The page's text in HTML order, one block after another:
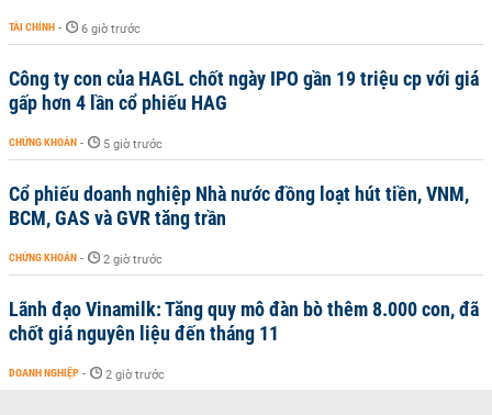
TÀI CHÍNH - 6 giờ trước
Công ty con của HAGL chốt ngày IPO gần 19 triệu cp với giá
gấp hơn 4 lần cổ phiếu HAG
CHỨNG KHOÁN - 5 giờ trước
Cổ phiếu doanh nghiệp Nhà nước đồng loạt hút tiền, VNM,
BCM, GAS và GVR tăng trần
CHỨNG KHOÁN - 2 giờ trước
Lãnh đạo Vinamilk: Tăng quy mô đàn bò thêm 8.000 con, đã
chốt giá nguyên liệu đến tháng 11
DOANH NGHIỆP - 2 giờ trước